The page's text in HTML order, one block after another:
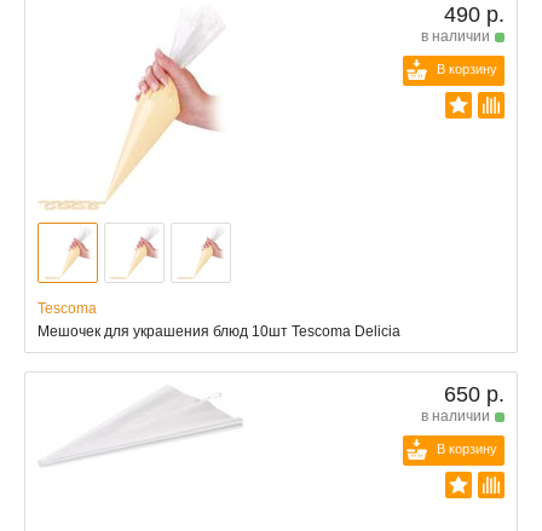
490 р.
в наличии
В корзину
Tescoma
Мешочек для украшения блюд 10шт Tescoma Delicia
650 р.
в наличии
В корзину